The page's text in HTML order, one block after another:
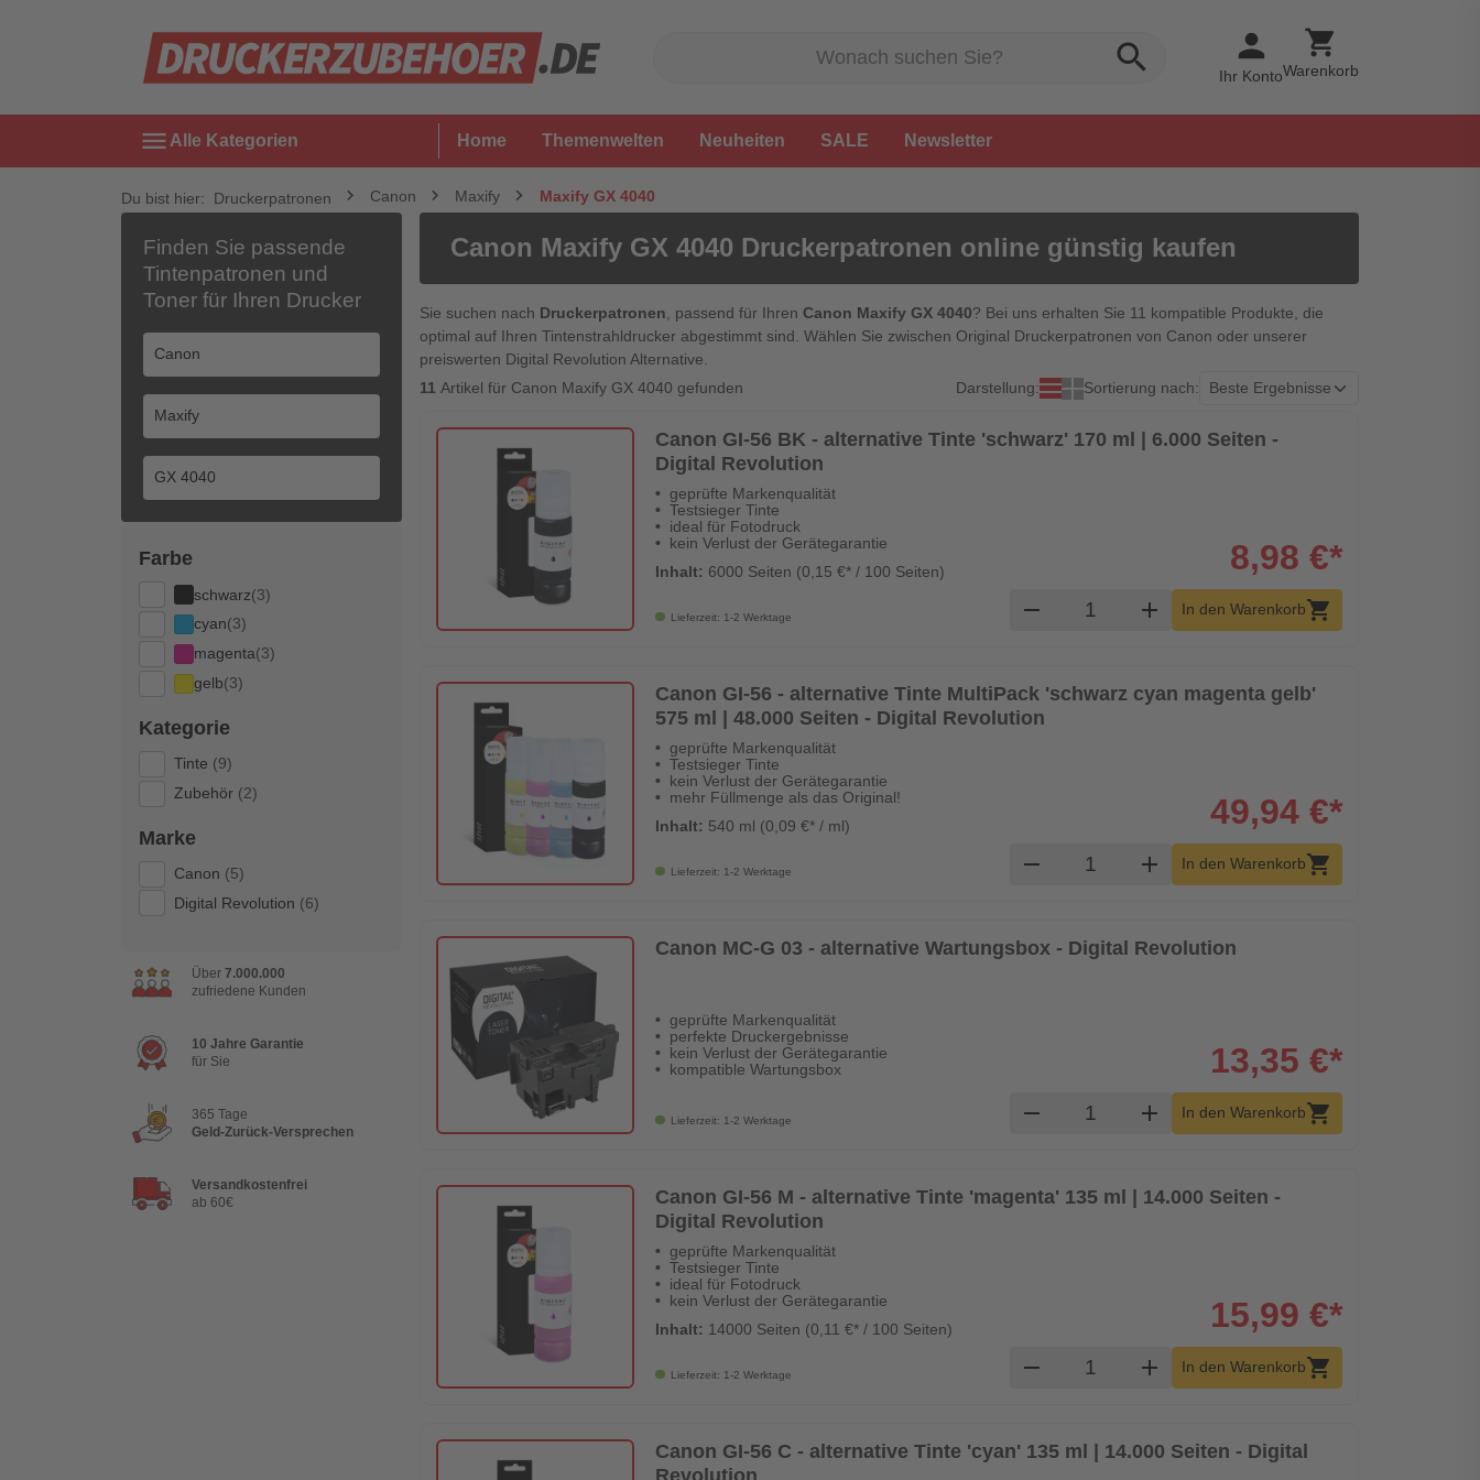
search person
Ihr Konto
shopping_cart
Warenkorb
menu Alle Kategorien Home Themenwelten Neuheiten SALE Newsletter
Du bist hier: Druckerpatronen Canon Maxify Maxify GX 4040
Finden Sie passende
Tintenpatronen und
Toner für Ihren Drucker
Farbe
schwarz(3)
cyan(3)
magenta(3)
gelb(3)
Kategorie
Tinte (9)
Zubehör (2)
Marke
Canon (5)
Digital Revolution (6)
Über 7.000.000
zufriedene Kunden
10 Jahre Garantie
für Sie
365 Tage
Geld-Zurück-Versprechen
Versandkostenfrei
ab 60€
Canon Maxify GX 4040 Druckerpatronen online günstig kaufen
Sie suchen nach Druckerpatronen , passend für Ihren Canon Maxify GX 4040? Bei uns erhalten Sie 11 kompatible Produkte, die
optimal auf Ihren Tintenstrahldrucker abgestimmt sind. Wählen Sie zwischen Original Druckerpatronen von Canon oder unserer
preiswerten Digital Revolution Alternative.
11 Artikel für Canon Maxify GX 4040 gefunden Darstellung: Sortierung nach:
Canon GI-56 BK - alternative Tinte 'schwarz' 170 ml | 6.000 Seiten -
Digital Revolution
geprüfte Markenqualität
Testsieger Tinte
ideal für Fotodruck
kein Verlust der Gerätegarantie
Inhalt: 6000 Seiten (0,15 €* / 100 Seiten)
Lieferzeit: 1-2 Werktage
8,98 €*
remove Produkt Warenkorb Menge
add In den Warenkorbshopping_cart
Canon GI-56 - alternative Tinte MultiPack 'schwarz cyan magenta gelb'
575 ml | 48.000 Seiten - Digital Revolution
geprüfte Markenqualität
Testsieger Tinte
kein Verlust der Gerätegarantie
mehr Füllmenge als das Original!
Inhalt: 540 ml (0,09 €* / ml)
Lieferzeit: 1-2 Werktage
49,94 €*
remove Produkt Warenkorb Menge
add In den Warenkorbshopping_cart
Canon MC-G 03 - alternative Wartungsbox - Digital Revolution
geprüfte Markenqualität
perfekte Druckergebnisse
kein Verlust der Gerätegarantie
kompatible Wartungsbox
Lieferzeit: 1-2 Werktage
13,35 €*
remove Produkt Warenkorb Menge
add In den Warenkorbshopping_cart
Canon GI-56 M - alternative Tinte 'magenta' 135 ml | 14.000 Seiten -
Digital Revolution
geprüfte Markenqualität
Testsieger Tinte
ideal für Fotodruck
kein Verlust der Gerätegarantie
Inhalt: 14000 Seiten (0,11 €* / 100 Seiten)
Lieferzeit: 1-2 Werktage
15,99 €*
remove Produkt Warenkorb Menge
add In den Warenkorbshopping_cart
Canon GI-56 C - alternative Tinte 'cyan' 135 ml | 14.000 Seiten - Digital
Revolution